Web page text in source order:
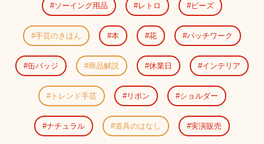
ソーイング用品 レトロ ビーズ
手芸のきほん 本 花 パッチワーク
缶バッジ 商品解説 休業日 インテリア
トレンド手芸 リボン ショルダー
ナチュラル 道具のはなし 実演販売